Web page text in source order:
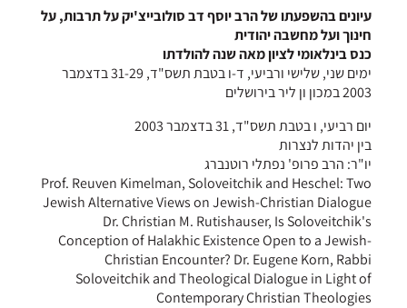
עיונים בהשפעתו של הרב יוסף דב סולובייצ'יק על תרבות, על
חינוך ועל מחשבה יהודית
כנס בינלאומי לציון מאה שנה להולדתו
ימים שני, שלישי ורביעי, ד-ו בטבת תשס"ד, 31-29 בדצמבר
2003 במכון ון ליר בירושלים
יום רביעי, ו בטבת תשס"ד, 31 בדצמבר 2003
בין יהדות לנצרות
יו"ר: הרב פרופ' נפתלי רוטנברג
Prof. Reuven Kimelman, Soloveitchik and Heschel: Two
Jewish Alternative Views on Jewish-Christian Dialogue
Dr. Christian M. Rutishauser, Is Soloveitchik's
Conception of Halakhic Existence Open to a Jewish-
Christian Encounter? Dr. Eugene Korn, Rabbi
Soloveitchik and Theological Dialogue in Light of
Contemporary Christian Theologies